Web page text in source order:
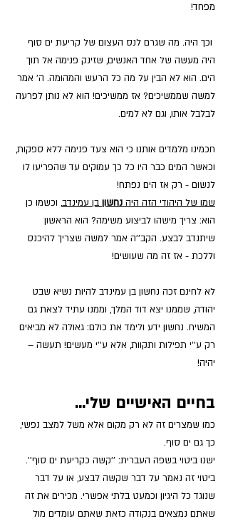
מפחד!
וכך היה. מה שגרם לנס העצום של קריעת ים סוף
היה מעשה של אחד האנשים, שזינק פנימה אל תוך
הים. הוא לא הבין על מה כל הרעש והמהומה. ה' אמר
למשה שממשיכים? אז ממשיכים! הוא לא נותן לפרעה
לבלבל אותו, וגם לא למים.
חכמינו מלמדים אותנו כי הוא צעד פנימה ללא ספקות,
וכאשר המים כבר היו כל כך עמוקים עד שהפריעו לו
לנשום - רק אז הים נפתח!
שמו של היהודי הזה היה נחשון בן עמינדב, וכשמו כן
הוא: צריך מישהו לביצוע משימה? הוא הראשון
שיתנדב לבצע. הקב''ה אמר למשה שצריך להיכנס
וללכת - אז זה מה שעושים!
לא לחינם זכה נחשון בן עמינדב להיות נשיא שבט
יהודה, שממנו יצא דוד המלך, וממנו עתיד לצאת גם
המשיח. נחשון ידע ולימד את כולם: גאולה לא מביאים
רק ע''י תפילות ותקוות, אלא ע''י מעשים! תעשה –
יהיה!
בחיים האישיים שלי...
כמו שמצרים זה לא רק מקום אלא משל למצב נפשי,
כך גם ים סוף.
ישנו ביטוי בשפה העברית: ''קשה כקריעת ים סוף''.
ביטוי זה נאמר על דבר שקשה לבצע, או על דבר
שנוגד כל היגיון וכמעט בלתי אפשרי. מכירים את זה
שאתם נמצאים בנקודה כזאת שאתם עומדים מול